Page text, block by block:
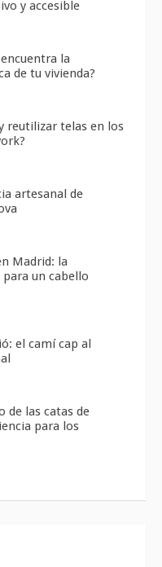
y accesible
la
de tu vivienda?
reutilizar telas en los
artesanal de
Madrid: la
un cabello
el camí cap al
de las catas de
para los